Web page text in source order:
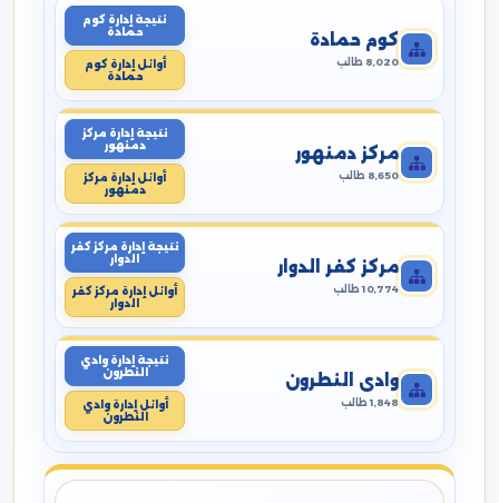
كوم حمادة
8,020 طالب
نتيجة إدارة كوم
حمادة
أوائل إدارة كوم
حمادة
مركز دمنهور
8,650 طالب
نتيجة إدارة مركز
دمنهور
أوائل إدارة مركز
دمنهور
مركز كفر الدوار
10,774 طالب
نتيجة إدارة مركز كفر
الدوار
أوائل إدارة مركز كفر
الدوار
وادي النطرون
1,848 طالب
نتيجة إدارة وادي
النطرون
أوائل إدارة وادي
النطرون